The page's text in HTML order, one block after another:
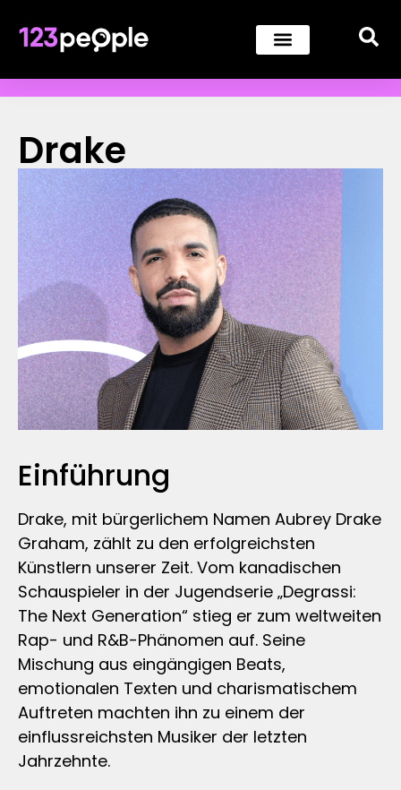
Drake
Einführung
Drake, mit bürgerlichem Namen Aubrey Drake
Graham, zählt zu den erfolgreichsten
Künstlern unserer Zeit. Vom kanadischen
Schauspieler in der Jugendserie „Degrassi:
The Next Generation“ stieg er zum weltweiten
Rap- und R&B-Phänomen auf. Seine
Mischung aus eingängigen Beats,
emotionalen Texten und charismatischem
Auftreten machten ihn zu einem der
einflussreichsten Musiker der letzten
Jahrzehnte.